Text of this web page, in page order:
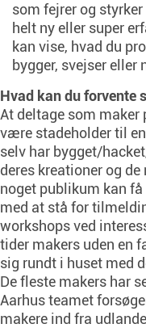
som fejrer og
helt ny eller super
kan vise, hvad du
bygger, svejser eller
Hvad kan du forvente
At deltage som
være stadeholder til
selv har bygget/
deres kreationer og
noget publikum kan
med at stå for
workshops ved
tider makers uden en
sig rundt i huset med
De fleste makers har
Aarhus teamet
makere ind fra